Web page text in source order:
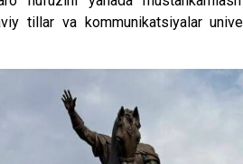
tillar va kommunikatsiyalar